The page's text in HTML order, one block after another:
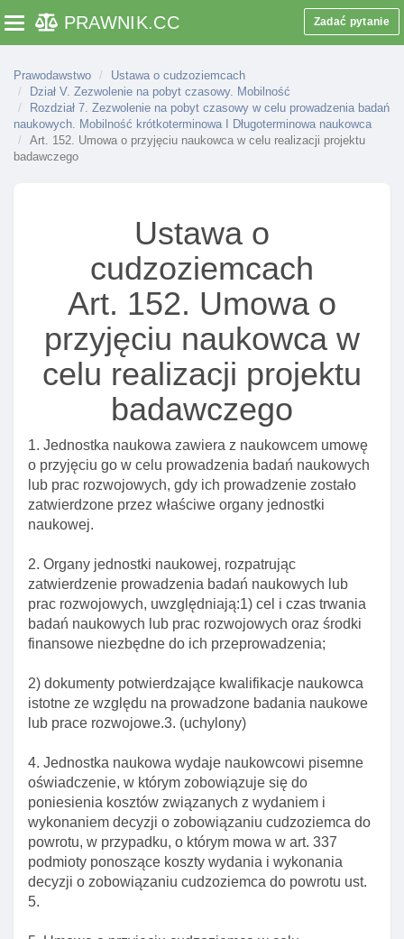
Toggle navigation
PRAWNIK.CC Zadać pytanie
Prawodawstwo
Ustawa o cudzoziemcach
Dział V. Zezwolenie na pobyt czasowy. Mobilność
Rozdział 7. Zezwolenie na pobyt czasowy w celu prowadzenia badań
naukowych. Mobilność krótkoterminowa I Długoterminowa naukowca
Art. 152. Umowa o przyjęciu naukowca w celu realizacji projektu
badawczego
Ustawa o
cudzoziemcach
Art. 152. Umowa o
przyjęciu naukowca w
celu realizacji projektu
badawczego
1. Jednostka naukowa zawiera z naukowcem umowę
o przyjęciu go w celu prowadzenia badań naukowych
lub prac rozwojowych, gdy ich prowadzenie zostało
zatwierdzone przez właściwe organy jednostki
naukowej.
2. Organy jednostki naukowej, rozpatrując
zatwierdzenie prowadzenia badań naukowych lub
prac rozwojowych, uwzględniają:1) cel i czas trwania
badań naukowych lub prac rozwojowych oraz środki
finansowe niezbędne do ich przeprowadzenia;
2) dokumenty potwierdzające kwalifikacje naukowca
istotne ze względu na prowadzone badania naukowe
lub prace rozwojowe.3. (uchylony)
4. Jednostka naukowa wydaje naukowcowi pisemne
oświadczenie, w którym zobowiązuje się do
poniesienia kosztów związanych z wydaniem i
wykonaniem decyzji o zobowiązaniu cudzoziemca do
powrotu, w przypadku, o którym mowa w art. 337
podmioty ponoszące koszty wydania i wykonania
decyzji o zobowiązaniu cudzoziemca do powrotu ust.
5.
zezwoleń na pobyt czasowy w celu prowadzenia
działalnośCI gospodarczej
Art. 143. Odmowa udzielenia zezwolenia na pobyt
czasowy w celu prowadzenia działalnośCI
gospodarczej
Art. 143a. Decyzja o udzieleniu zezwolenia na
pobyt czasowy w celu prowadzenia działalnośCI
kształcenia się na studiach. Mobilność studenta
Art. 144. Warunki udzielenia zezwolenia na pobyt
czasowy w celu kształcenia się na studiach
Art. 144a. Decyzja o zakazie przyjmowania
cudzoziemców przez jednostkę prowadząCą
studia
Art. 144b. Skutki decyzji o zakazie przyjmowania
cudzoziemców przez jednostkę prowadząCą
Art. 145. Okres ważnośCI zezwolenia na pobyt
czasowy w celu kształcenia się na studiach
Art. 145a. Inne przesłanki odmowy wszczęcia
postępowania w sprawie udzielenia
cudzoziemcowi zezwolenia na pobyt czasowy w
Art. 147. Przesłanki odmowy zezwolenia na pobyt
czasowy w celu kształcenia się na studiach
Art. 148. Inne przesłanki odmowy wydania lub
cofnięcia kolejnego zezwolenia na pobyt czasowy
Art. 148a. Zaświadczenie o przyjęciu cudzoziemca
na studia lub o kontynuacji studiów
wykazie studentów
Art. 149. Postępowanie w sprawie zezwolenia na
pobyt czasowy w celu kształcenia się na studiach
Art. 149a. Zawiadomienie o zamiarze korzystania z
mobilnośCI studenta w innym państwie
Art. 149b. Warunki dopuszczalnośCI mobilnośCI